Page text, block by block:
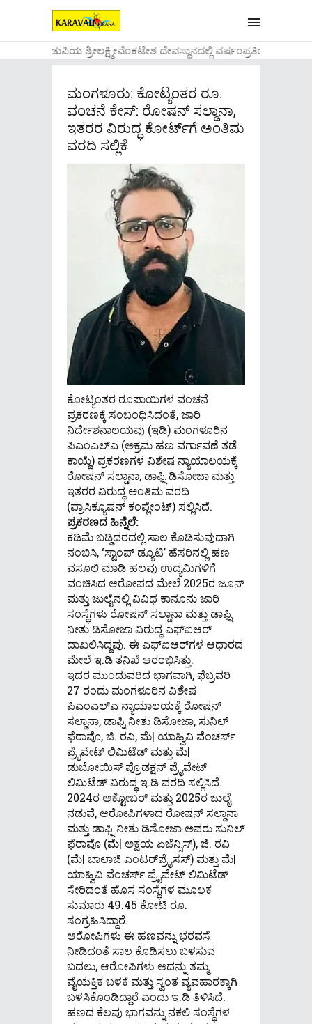
....ಉಡುಪಿಯ ಶ್ರೀಲಕ್ಷ್ಮೀವೆ೦ಕಟೇಶ ದೇವಸ್ಥಾನದಲ್ಲಿ ವರ್ಷ೦ಪ್ರತಿಯ
ಮಂಗಳೂರು: ಕೋಟ್ಯಂತರ ರೂ.
ವಂಚನೆ ಕೇಸ್: ರೋಷನ್ ಸಲ್ಡಾನಾ,
ಇತರರ ವಿರುದ್ಧ ಕೋರ್ಟ್‌ಗೆ ಅಂತಿಮ
ವರದಿ ಸಲ್ಲಿಕೆ
ಕೋಟ್ಯಂತರ ರೂಪಾಯಿಗಳ ವಂಚನೆ
ಪ್ರಕರಣಕ್ಕೆ ಸಂಬಂಧಿಸಿದಂತೆ, ಜಾರಿ
ನಿರ್ದೇಶನಾಲಯವು (ಇಡಿ) ಮಂಗಳೂರಿನ
ಪಿಎಂಎಲ್‌ಎ (ಅಕ್ರಮ ಹಣ ವರ್ಗಾವಣೆ ತಡೆ
ಕಾಯ್ದೆ) ಪ್ರಕರಣಗಳ ವಿಶೇಷ ನ್ಯಾಯಾಲಯಕ್ಕೆ
ರೋಷನ್ ಸಲ್ಡಾನಾ, ಡಾಫ್ನಿ ಡಿಸೋಜಾ ಮತ್ತು
ಇತರರ ವಿರುದ್ಧ ಅಂತಿಮ ವರದಿ
(ಪ್ರಾಸಿಕ್ಯೂಷನ್ ಕಂಪ್ಲೇಂಟ್) ಸಲ್ಲಿಸಿದೆ.
ಪ್ರಕರಣದ ಹಿನ್ನೆಲೆ:
ಕಡಿಮೆ ಬಡ್ಡಿದರದಲ್ಲಿ ಸಾಲ ಕೊಡಿಸುವುದಾಗಿ
ನಂಬಿಸಿ, ‘ಸ್ಟಾಂಪ್ ಡ್ಯೂಟಿ’ ಹೆಸರಿನಲ್ಲಿ ಹಣ
ವಸೂಲಿ ಮಾಡಿ ಹಲವು ಉದ್ಯಮಿಗಳಿಗೆ
ವಂಚಿಸಿದ ಆರೋಪದ ಮೇಲೆ 2025ರ ಜೂನ್
ಮತ್ತು ಜುಲೈನಲ್ಲಿ ವಿವಿಧ ಕಾನೂನು ಜಾರಿ
ಸಂಸ್ಥೆಗಳು ರೋಷನ್ ಸಲ್ಡಾನಾ ಮತ್ತು ಡಾಫ್ನಿ
ನೀತು ಡಿಸೋಜಾ ವಿರುದ್ಧ ಎಫ್‌ಐಆರ್
ದಾಖಲಿಸಿದ್ದವು. ಈ ಎಫ್‌ಐಆರ್‌ಗಳ ಆಧಾರದ
ಮೇಲೆ ಇ.ಡಿ ತನಿಖೆ ಆರಂಭಿಸಿತ್ತು.
ಇದರ ಮುಂದುವರಿದ ಭಾಗವಾಗಿ, ಫೆಬ್ರವರಿ
27 ರಂದು ಮಂಗಳೂರಿನ ವಿಶೇಷ
ಪಿಎಂಎಲ್‌ಎ ನ್ಯಾಯಾಲಯಕ್ಕೆ ರೋಷನ್
ಸಲ್ಡಾನಾ, ಡಾಫ್ನಿ ನೀತು ಡಿಸೋಜಾ, ಸುನಿಲ್
ಫೆರಾವೊ, ಜಿ. ರವಿ, ಮೆ| ಯಾಹ್ವಿವಿ ವೆಂಚರ್ಸ್
ಪ್ರೈವೇಟ್ ಲಿಮಿಟೆಡ್ ಮತ್ತು ಮೆ|
ಡುಬೋಯಿಸ್ ಪ್ರೊಡಕ್ಷನ್ ಪ್ರೈವೇಟ್
ಲಿಮಿಟೆಡ್ ವಿರುದ್ಧ ಇ.ಡಿ ವರದಿ ಸಲ್ಲಿಸಿದೆ.
2024ರ ಅಕ್ಟೋಬರ್ ಮತ್ತು 2025ರ ಜುಲೈ
ನಡುವೆ, ಆರೋಪಿಗಳಾದ ರೋಷನ್ ಸಲ್ಡಾನಾ
ಮತ್ತು ಡಾಫ್ನಿ ನೀತು ಡಿಸೋಜಾ ಅವರು ಸುನಿಲ್
ಫೆರಾವೊ (ಮೆ| ಅಕ್ಷಯ ಏಜೆನ್ಸಿಸ್), ಜಿ. ರವಿ
(ಮೆ| ಬಾಲಾಜಿ ಎಂಟರ್‌ಪ್ರೈಸಸ್) ಮತ್ತು ಮೆ|
ಯಾಹ್ವಿವಿ ವೆಂಚರ್ಸ್ ಪ್ರೈವೇಟ್ ಲಿಮಿಟೆಡ್
ಸೇರಿದಂತೆ ಹೊಸ ಸಂಸ್ಥೆಗಳ ಮೂಲಕ
ಸುಮಾರು 49.45 ಕೋಟಿ ರೂ.
ಸಂಗ್ರಹಿಸಿದ್ದಾರೆ.
ಆರೋಪಿಗಳು ಈ ಹಣವನ್ನು ಭರವಸೆ
ನೀಡಿದಂತೆ ಸಾಲ ಕೊಡಿಸಲು ಬಳಸುವ
ಬದಲು, ಆರೋಪಿಗಳು ಅದನ್ನು ತಮ್ಮ
ವೈಯಕ್ತಿಕ ಬಳಕೆ ಮತ್ತು ಸ್ವಂತ ವ್ಯವಹಾರಕ್ಕಾಗಿ
ಬಳಸಿಕೊಂಡಿದ್ದಾರೆ ಎಂದು ಇ.ಡಿ ತಿಳಿಸಿದೆ.
ಹಣದ ಕೆಲವು ಭಾಗವನ್ನು ನಕಲಿ ಸಂಸ್ಥೆಗಳ